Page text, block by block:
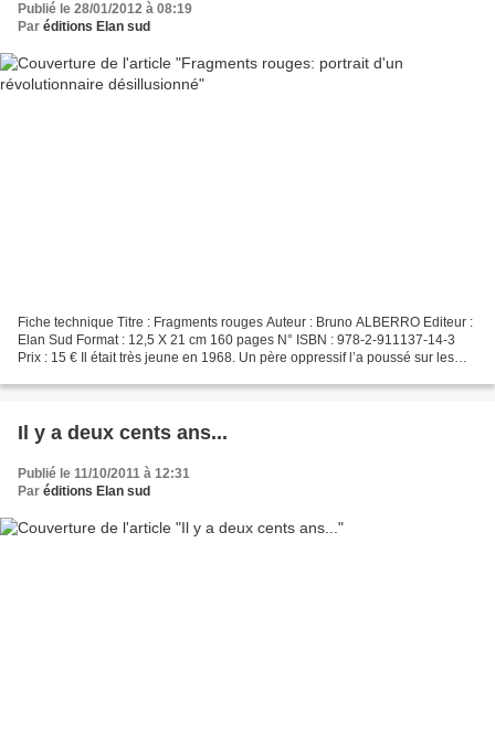
Publié le 28/01/2012 à 08:19
Par éditions Elan sud
Fiche technique Titre : Fragments rouges Auteur : Bruno ALBERRO Editeur :
Elan Sud Format : 12,5 X 21 cm 160 pages N° ISBN : 978-2-911137-14-3
Prix : 15 € Il était très jeune en 1968. Un père oppressif l’a poussé sur les
Il y a deux cents ans...
Publié le 11/10/2011 à 12:31
Par éditions Elan sud